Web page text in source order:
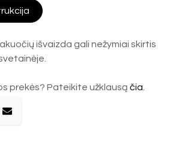
išvaizda gali nežymiai skirtis
prekės? Pateikite užklausą čia.